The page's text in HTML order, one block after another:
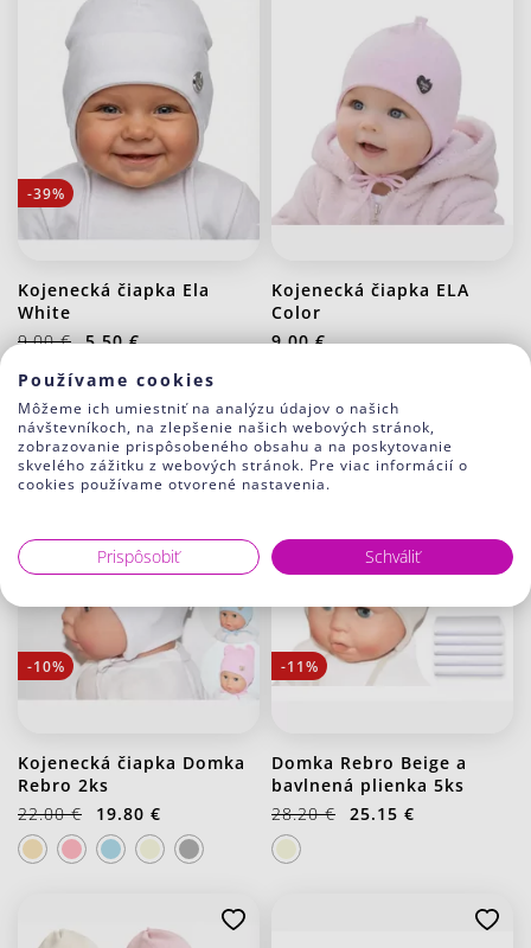
-39%
Kojenecká čiapka Ela
White
9.00 €
5.50 €
Kojenecká čiapka ELA
Color
9.00 €
-10%
Kojenecká čiapka Domka
Rebro 2ks
22.00 €
19.80 €
-11%
Domka Rebro Beige a
bavlnená plienka 5ks
28.20 €
25.15 €
Používame cookies
Môžeme ich umiestniť na analýzu údajov o našich
návštevníkoch, na zlepšenie našich webových stránok,
zobrazovanie prispôsobeného obsahu a na poskytovanie
skvelého zážitku z webových stránok. Pre viac informácií o
cookies používame otvorené nastavenia.
Prispôsobiť Schváliť